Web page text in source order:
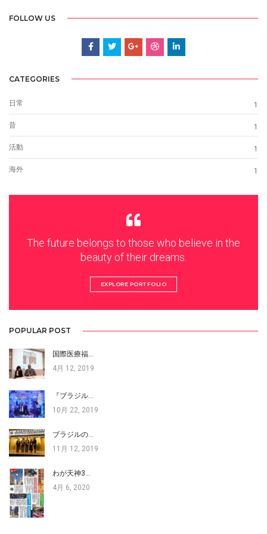
FOLLOW US
CATEGORIES
日常 1
昔 1
活動 1
海外 1
The future belongs to those who believe in the
beauty of their dreams.
EXPLORE PORTFOLIO
POPULAR POST
国際医療福…
4月 12, 2019
『ブラジル…
10月 22, 2019
ブラジルの…
11月 12, 2019
わが天神3…
4月 6, 2020